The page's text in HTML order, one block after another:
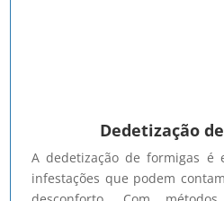
Dedetização
A dedetização de formigas é
infestações que podem